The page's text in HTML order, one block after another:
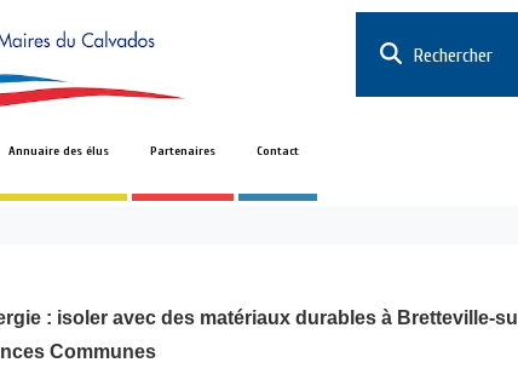
Rechercher
Annuaire des élus Partenaires Contact
: isoler avec des matériaux durables à Bretteville-
Communes